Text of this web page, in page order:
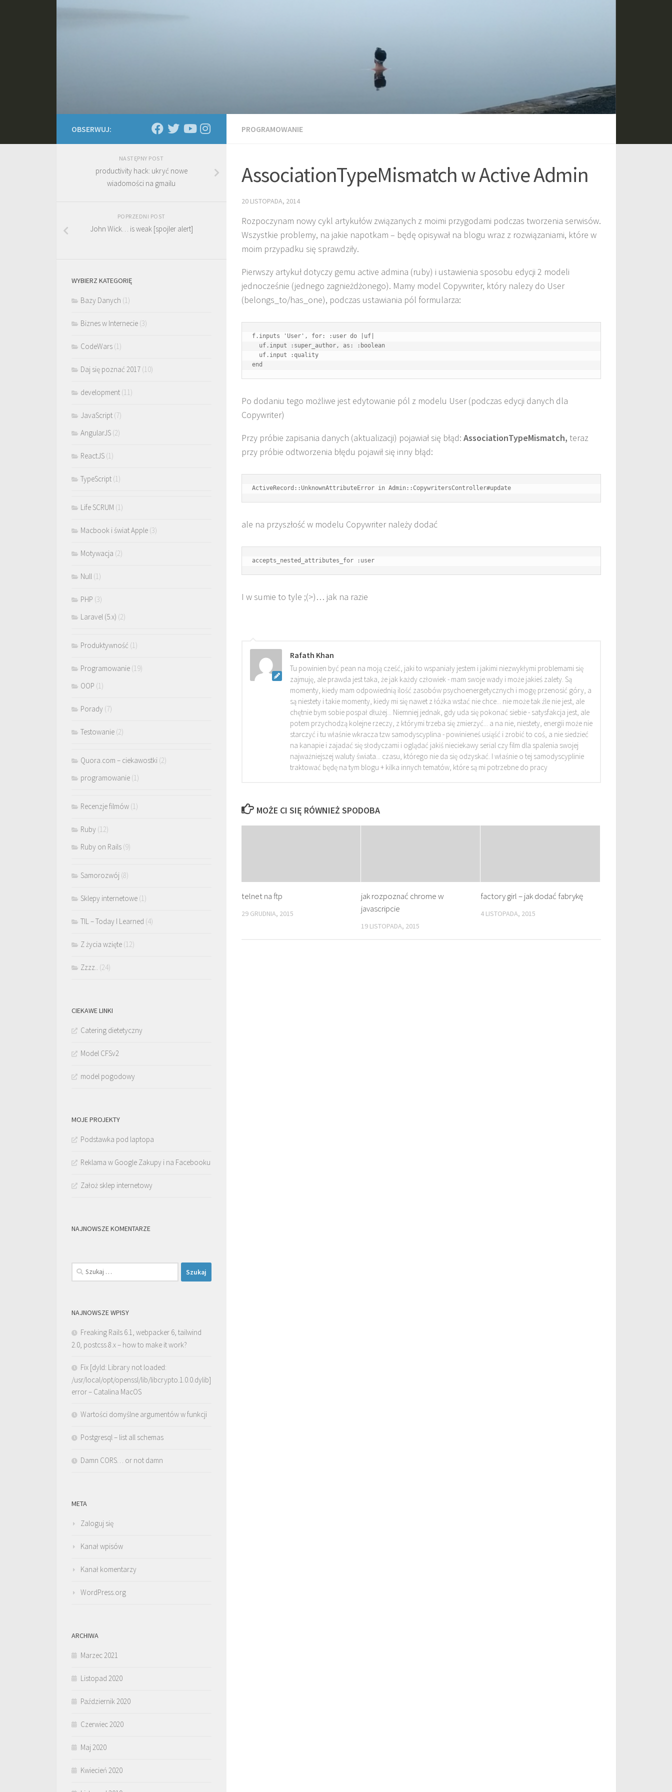
PROGRAMOWANIE
AssociationTypeMismatch w Active Admin
20 LISTOPADA, 2014
Rozpoczynam nowy cykl artykułów związanych z moimi przygodami podczas tworzenia serwisów.
Wszystkie problemy, na jakie napotkam – będę opisywał na blogu wraz z rozwiązaniami, które w
moim przypadku się sprawdziły.
Pierwszy artykuł dotyczy gemu active admina (ruby) i ustawienia sposobu edycji 2 modeli
jednocześnie (jednego zagnieżdżonego). Mamy model Copywriter, który nalezy do User
(belongs_to/has_one), podczas ustawiania pól formularza:
f.inputs 'User', for: :user do |uf|
end
Po dodaniu tego możliwe jest edytowanie pól z modelu User (podczas edycji danych dla
Copywriter)
Przy próbie zapisania danych (aktualizacji) pojawiał się błąd: AssociationTypeMismatch, teraz
przy próbie odtworzenia błędu pojawił się inny błąd:
ActiveRecord::UnknownAttributeError in Admin::CopywritersController#update
ale na przyszłość w modelu Copywriter należy dodać
accepts_nested_attributes_for :user
I w sumie to tyle ;(>)… jak na razie
Rafath Khan
Tu powinien być pean na moją cześć, jaki to wspaniały jestem i jakimi niezwykłymi problemami się
zajmuję, ale prawda jest taka, że jak każdy człowiek - mam swoje wady i może jakieś zalety. Są
momenty, kiedy mam odpowiednią ilość zasobów psychoenergetycznych i mogę przenosić góry, a
są niestety i takie momenty, kiedy mi się nawet z łóżka wstać nie chce... nie może tak źle nie jest, ale
chętnie bym sobie pospał dłużej... Niemniej jednak, gdy uda się pokonać siebie - satysfakcja jest, ale
potem przychodzą kolejne rzeczy, z którymi trzeba się zmierzyć... a na nie, niestety, energii może nie
starczyć i tu właśnie wkracza tzw samodyscyplina - powinieneś usiąść i zrobić to coś, a nie siedzieć
na kanapie i zajadać się słodyczami i oglądać jakiś nieciekawy serial czy film dla spalenia swojej
najważniejszej waluty świata... czasu, którego nie da się odzyskać. I właśnie o tej samodyscyplinie
traktować będę na tym blogu + kilka innych tematów, które są mi potrzebne do pracy
MOŻE CI SIĘ RÓWNIEŻ SPODOBA
telnet na ftp
29 GRUDNIA, 2015
jak rozpoznać chrome w
javascripcie
19 LISTOPADA, 2015
factory girl – jak dodać fabrykę
4 LISTOPADA, 2015
OBSERWUJ:
NASTĘPNY POST
productivity hack: ukryć nowe
wiadomości na gmailu
POPRZEDNI POST
John Wick… is weak [spojler alert]
WYBIERZ KATEGORIĘ
Bazy Danych (1)
Biznes w Internecie(3)
CodeWars(1)
Daj się poznać 2017(10)
development(11)
JavaScript(7)
AngularJS(2)
ReactJS(1)
TypeScript(1)
Life SCRUM (1)
Macbook i świat Apple(3)
Motywacja (2)
Null(1)
PHP (3)
Laravel (5.x) (2)
Produktywność (1)
Programowanie(19)
OOP (1)
Porady(7)
Testowanie(2)
Quora.com – ciekawostki (2)
programowanie(1)
Recenzje filmów(1)
Ruby(12)
Ruby on Rails(9)
Samorozwój (8)
Sklepy internetowe(1)
TIL – Today I Learned (4)
Z życia wzięte(12)
Zzzz.. (24)
CIEKAWE LINKI
Catering dietetyczny
Model CFSv2
model pogodowy
MOJE PROJEKTY
Podstawka pod laptopa
Reklama w Google Zakupy i na Facebooku
Założ sklep internetowy
NAJNOWSZE KOMENTARZE
Szukaj:
NAJNOWSZE WPISY
Freaking Rails 6.1, webpacker 6, tailwind
2.0, postcss 8.x – how to make it work?
Fix [dyld: Library not loaded:
/usr/local/opt/openssl/lib/libcrypto.1.0.0.dylib]
error – Catalina MacOS
Wartości domyślne argumentów w funkcji
Postgresql – list all schemas
Damn CORS… or not damn
META
Zaloguj się
Kanał wpisów
Kanał komentarzy
WordPress.org
ARCHIWA
Marzec 2021
Listopad 2020
Październik 2020
Czerwiec 2020
Maj 2020
Kwiecień 2020